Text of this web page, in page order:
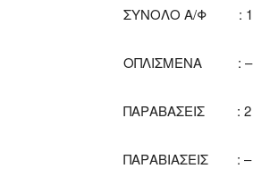
ΣΥΝΟΛΟ Α/Φ : 1
ΟΠΛΙΣΜΕΝΑ : –
ΠΑΡΑΒΑΣΕΙΣ : 2
ΠΑΡΑΒΙΑΣΕΙΣ : –